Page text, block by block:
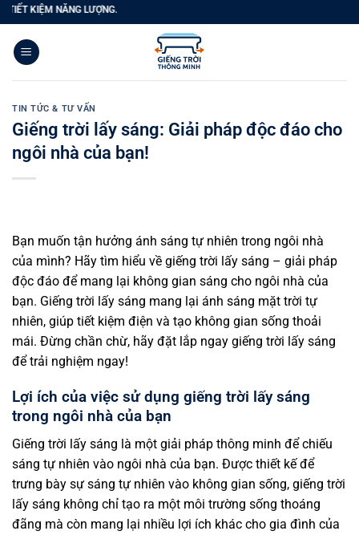
Bỏ
qua
nội
dung
NĂNG LƯỢNG.
TIN TỨC & TƯ VẤN
Giếng trời lấy sáng: Giải pháp độc đáo cho
ngôi nhà của bạn!
Bạn muốn tận hưởng ánh sáng tự nhiên trong ngôi nhà
của mình? Hãy tìm hiểu về giếng trời lấy sáng – giải pháp
độc đáo để mang lại không gian sáng cho ngôi nhà của
bạn. Giếng trời lấy sáng mang lại ánh sáng mặt trời tự
nhiên, giúp tiết kiệm điện và tạo không gian sống thoải
mái. Đừng chần chừ, hãy đặt lắp ngay giếng trời lấy sáng
để trải nghiệm ngay!
Lợi ích của việc sử dụng giếng trời lấy sáng
trong ngôi nhà của bạn
Giếng trời lấy sáng là một giải pháp thông minh để chiếu
sáng tự nhiên vào ngôi nhà của bạn. Được thiết kế để
trưng bày sự sáng tự nhiên vào không gian sống, giếng trời
lấy sáng không chỉ tạo ra một môi trường sống thoáng
đãng mà còn mang lại nhiều lợi ích khác cho gia đình của